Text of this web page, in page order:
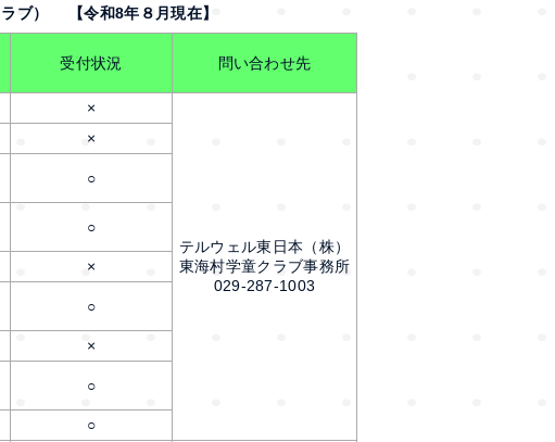
ブ） 【令和8年８月現在】
受付状況 問い合わせ先
×
テルウェル東日本（株）
東海村学童クラブ事務所
029-287-1003
×
○
○
×
○
×
○
○